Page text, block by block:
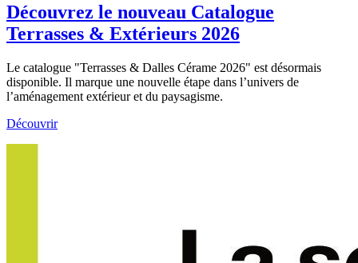
Découvrez le nouveau Catalogue
Terrasses & Extérieurs 2026
Le catalogue "Terrasses & Dalles Cérame 2026" est désormais
disponible. Il marque une nouvelle étape dans l’univers de
l’aménagement extérieur et du paysagisme.
Découvrir